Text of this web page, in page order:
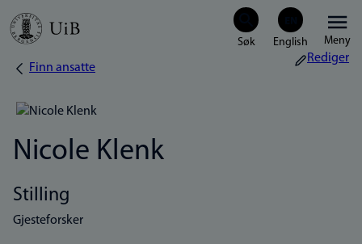
Hopp
Meny
Navigasjonssti
Finn ansatte
Rediger
Nicole Klenk
Stilling
Gjesteforsker